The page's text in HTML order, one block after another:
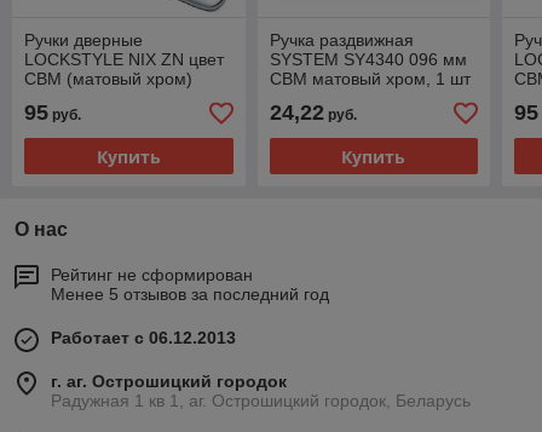
Ручки дверные
LOCKSTYLE NIX ZN цвет
CBM (матовый хром)
95 руб.
Купить
Ручка раздвижная
SYSTEM SY4340 096 мм
CBM матовый хром, 1 шт
24,22руб.
Купить
95
О нас
Рейтинг не сформирован
Менее 5 отзывов за последний год
Работает с 06.12.2013
г. аг. Острошицкий городок
Радужная 1 кв 1, аг. Острошицкий городок, Беларусь